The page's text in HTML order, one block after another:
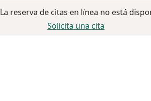
La reserva de citas en línea no está
Solicita una cita